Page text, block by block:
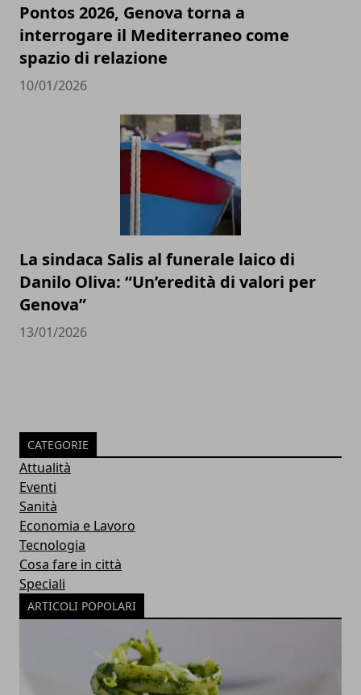
Pontos 2026, Genova torna a
interrogare il Mediterraneo come
spazio di relazione
10/01/2026
La sindaca Salis al funerale laico di
Danilo Oliva: “Un’eredità di valori per
Genova”
13/01/2026
CATEGORIE
Attualità
Eventi
Sanità
Economia e Lavoro
Tecnologia
Cosa fare in città
Speciali
ARTICOLI POPOLARI